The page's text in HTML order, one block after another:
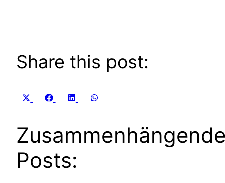
Share this post:
Share
Share
Facebook
Share
LinkedIn
Posts: